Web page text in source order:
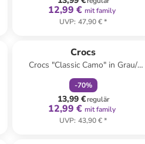
12,99 € mit family
UVP: 47,90 €*
Crocs
Crocs "Classic Camo" in Grau/
Schwarz
-70%
13,99 €regulär
12,99 € mit family
UVP: 43,90 €*